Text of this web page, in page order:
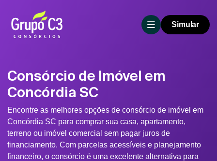
Simular
Consórcio de Imóvel em
Concórdia SC
Encontre as melhores opções de consórcio de imóvel em
Concórdia SC para comprar sua casa, apartamento,
terreno ou imóvel comercial sem pagar juros de
financiamento. Com parcelas acessíveis e planejamento
financeiro, o consórcio é uma excelente alternativa para